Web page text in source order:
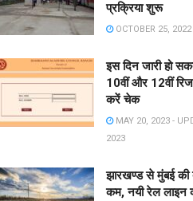
प्रक्रिया शुरू
OCTOBER 25, 2022
इस दिन जारी हो
10वीं और 12वीं
करें चेक
MAY 20, 2023 -
2023
झारखण्ड से मुंबई की
कम, नयी रेल लाइन